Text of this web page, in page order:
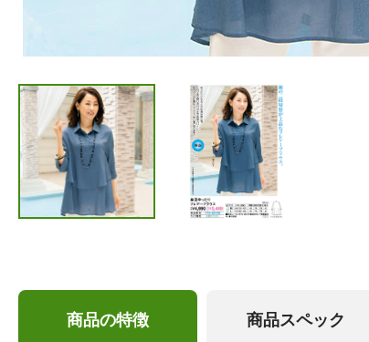
商品の特徴 商品スペック